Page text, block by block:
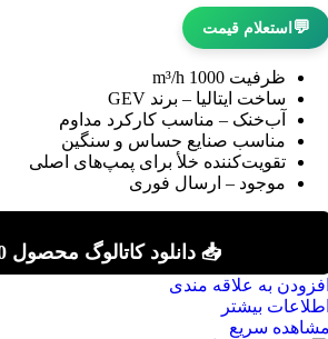
💬 استعلام قیمت
ظرفیت 1000 m³/h
ساخت ایتالیا – برند GEV
آب‌خنک – مناسب کارکرد مداوم
مناسب صنایع حساس و سنگین
تقویت‌کننده خلأ برای پمپ‌های اصلی
موجود – ارسال فوری
📥 دانلود کاتالوگ محصول GV1000
به علاقه مندی
بیشتر
سریع